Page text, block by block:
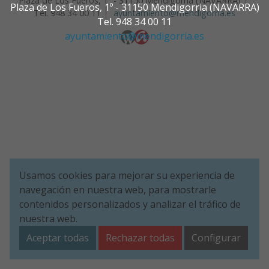
Plaza de Los Fueros, 1º - 31150 Mendigorria (NAVARRA)
Tel. 948 34 00 11
ayuntamiento@mendigorria.es
Tel. 948 34 00 11
ayuntamiento@mendigorria.es
Usamos cookies para mejorar su experiencia de
navegación en nuestra web, para mostrarle
contenidos personalizados y analizar el tráfico de
nuestra web.
Aceptar todas
Rechazar todas Configurar